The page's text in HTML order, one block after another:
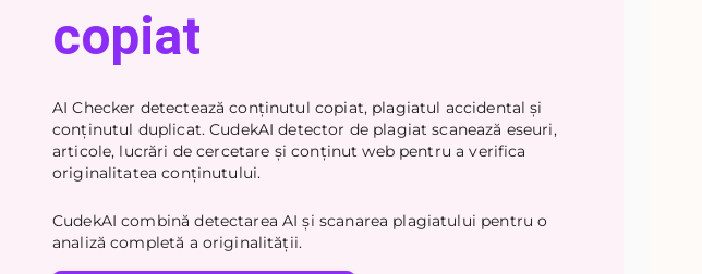
copiat
AI Checker detectează conținutul copiat, plagiatul accidental și
conținutul duplicat. CudekAI detector de plagiat scanează eseuri,
articole, lucrări de cercetare și conținut web pentru a verifica
originalitatea conținutului.
CudekAI combină detectarea AI și scanarea plagiatului pentru o
analiză completă a originalității.